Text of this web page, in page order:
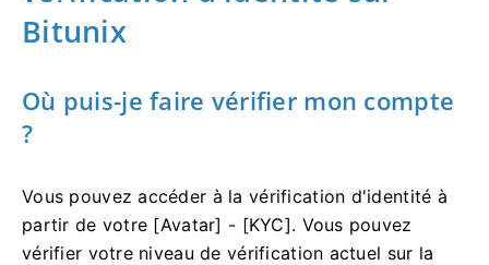
Bitunix
Où puis-je faire vérifier mon compte
?
Vous pouvez accéder à la vérification d'identité à
partir de votre [Avatar] - [KYC]. Vous pouvez
vérifier votre niveau de vérification actuel sur la